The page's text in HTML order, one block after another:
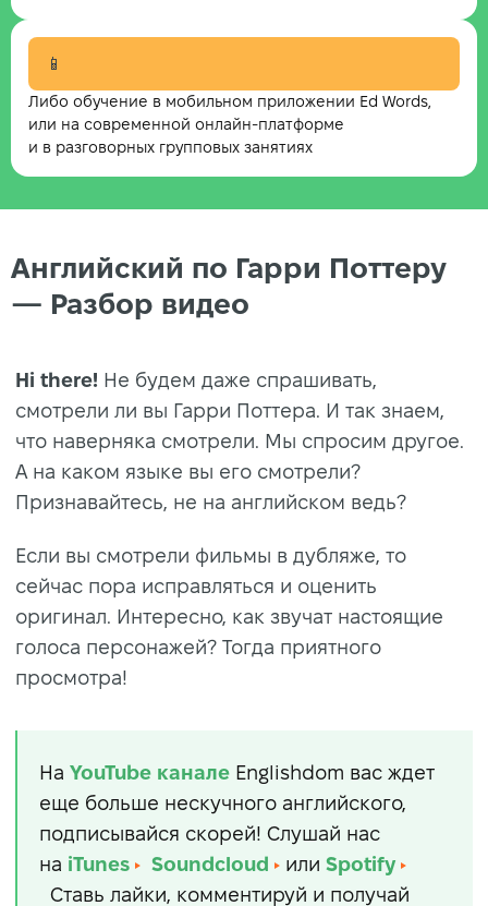
📱
Либо обучение в мобильном приложении Ed Words,
или на современной онлайн-платформе
и в разговорных групповых занятиях
Английский по Гарри Поттеру
— Разбор видео
Hi there! Не будем даже спрашивать,
смотрели ли вы Гарри Поттера. И так знаем,
что наверняка смотрели. Мы спросим другое.
А на каком языке вы его смотрели?
Признавайтесь, не на английском ведь?
Если вы смотрели фильмы в дубляже, то
сейчас пора исправляться и оценить
оригинал. Интересно, как звучат настоящие
голоса персонажей? Тогда приятного
просмотра!
На YouTube канале Englishdom вас ждет
еще больше нескучного английского,
подписывайся скорей! Слушай нас
на iTunes Soundcloud или Spotify
Ставь лайки, комментируй и получай